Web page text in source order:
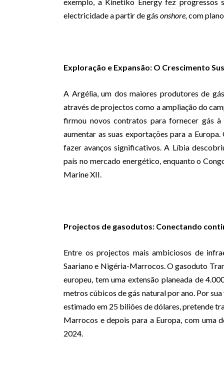
exemplo, a Kinetiko Energy fez progressos
electricidade a partir de gás onshore,com
Exploração e Expansão: O Crescimento
A Argélia, um dos maiores produtores de
através de projectos como a ampliação do
firmou novos contratos para fornecer gás
aumentar as suas exportações para a
fazer avanços significativos. A Líbia
país no mercado energético, enquanto o
Marine XII.
Projectos de gasodutos: Conectando
Entre os projectos mais ambiciosos de
Saariano e Nigéria-Marrocos. O gasoduto
europeu, tem uma extensão planeada de
metros cúbicos de gás natural por ano. Por
estimado em 25 biliões de dólares, pretende
Marrocos e depois para a Europa, com uma
2024.